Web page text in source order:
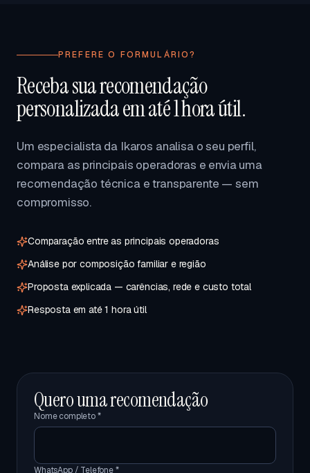
PREFERE O FORMULÁRIO?
Receba sua recomendação
personalizada em até 1 hora útil.
Um especialista da Ikaros analisa o seu perfil,
compara as principais operadoras e envia uma
recomendação técnica e transparente — sem
compromisso.
Comparação entre as principais operadoras
Análise por composição familiar e região
Proposta explicada — carências, rede e custo total
Resposta em até 1 hora útil
Quero uma recomendação
Nome completo *
WhatsApp / Telefone *